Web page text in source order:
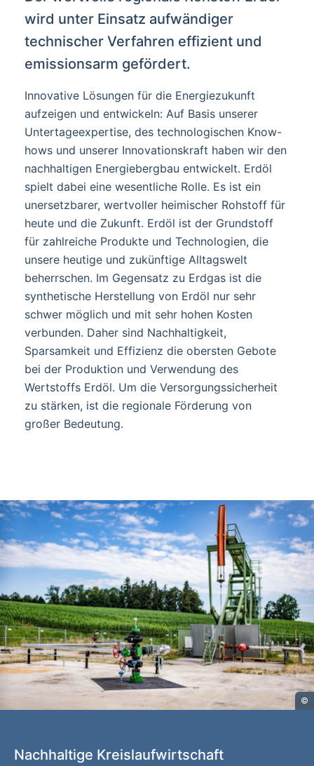
wird unter Einsatz aufwändiger
technischer Verfahren effizient und
emissionsarm gefördert.
Innovative Lösungen für die Energiezukunft
aufzeigen und entwickeln: Auf Basis unserer
Untertageexpertise, des technologischen Know-
hows und unserer Innovationskraft haben wir den
nachhaltigen Energiebergbau entwickelt. Erdöl
spielt dabei eine wesentliche Rolle. Es ist ein
unersetzbarer, wertvoller heimischer Rohstoff für
heute und die Zukunft. Erdöl ist der Grundstoff
für zahlreiche Produkte und Technologien, die
unsere heutige und zukünftige Alltagswelt
beherrschen. Im Gegensatz zu Erdgas ist die
synthetische Herstellung von Erdöl nur sehr
schwer möglich und mit sehr hohen Kosten
verbunden. Daher sind Nachhaltigkeit,
Sparsamkeit und Effizienz die obersten Gebote
bei der Produktion und Verwendung des
Wertstoffs Erdöl. Um die Versorgungssicherheit
zu stärken, ist die regionale Förderung von
großer Bedeutung.
©
Nachhaltige Kreislaufwirtschaft